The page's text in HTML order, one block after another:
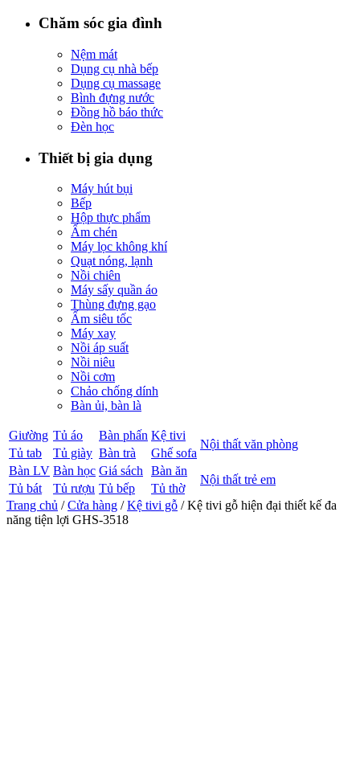
Chăm sóc gia đình
Nệm mát
Dụng cụ nhà bếp
Dụng cụ massage
Bình đựng nước
Đồng hồ báo thức
Đèn học
Thiết bị gia dụng
Máy hút bụi
Bếp
Hộp thực phẩm
Ấm chén
Máy lọc không khí
Quạt nóng, lạnh
Nồi chiên
Máy sấy quần áo
Thùng đựng gạo
Ấm siêu tốc
Máy xay
Nồi áp suất
Nồi niêu
Nồi cơm
Chảo chống dính
Bàn ủi, bàn là
Giường Tủ áo Bàn phấn Kệ tivi
Nội thất văn phòng
Tủ tab Tủ giày Bàn trà
Ghế sofa
Bàn LV Bàn học Giá sách Bàn ăn
Nội thất trẻ em
Tủ bát Tủ rượu Tủ bếp
Tủ thờ
Trang chủ /Cửa hàng /Kệ tivi gỗ / Kệ tivi gỗ hiện đại thiết kế đa
năng tiện lợi GHS-3518